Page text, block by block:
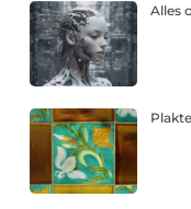
Alles